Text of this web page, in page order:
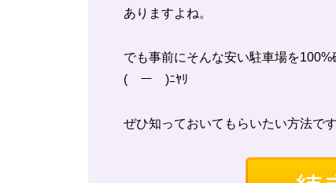
ありますよね。
でも事前にそんな安い駐車場を100%
(￣ー￣)ﾆﾔﾘ
ぜひ知っておいてもらいたい方法で